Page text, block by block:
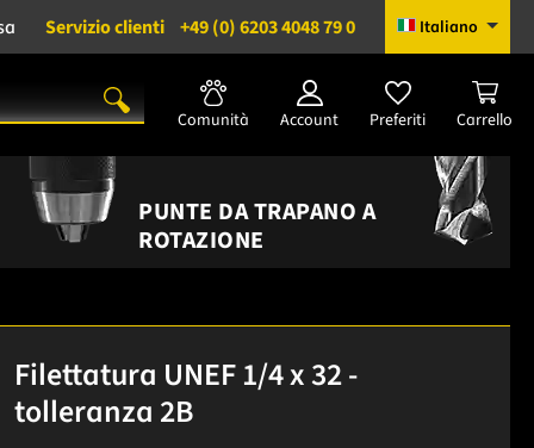
Servizio clienti +49 (0) 6203 4048 79 0 Italiano
Comunità Account Preferiti Carrello
PUNTE DA TRAPANO A
ROTAZIONE
Filettatura UNEF 1/4 x 32 -
tolleranza 2B